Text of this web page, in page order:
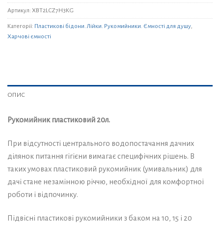
Артикул: XBT2LCZ7H3KG
Категорії: Пластикові бідони. Лійки. Рукомийники. Ємності для душу,
Харчові ємності
ОПИС
Рукомийник пластиковий 20л.
При відсутності центрального водопостачання дачних
ділянок питання гігієни вимагає специфічних рішень. В
таких умовах пластиковий рукомийник (умивальник) для
дачі стане незамінною річчю, необхідної для комфортної
роботи і відпочинку.
Підвісні пластикові рукомийники з баком на 10, 15 і 20